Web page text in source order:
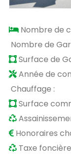
Nombre de
Nombre de
Surface de
Année de
Chauffage :
Surface
Honoraires
Taxe